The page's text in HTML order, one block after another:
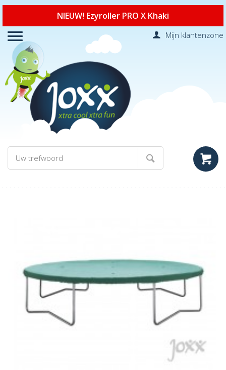
NIEUW! Ezyroller PRO X Khaki
Mijn klantenzone